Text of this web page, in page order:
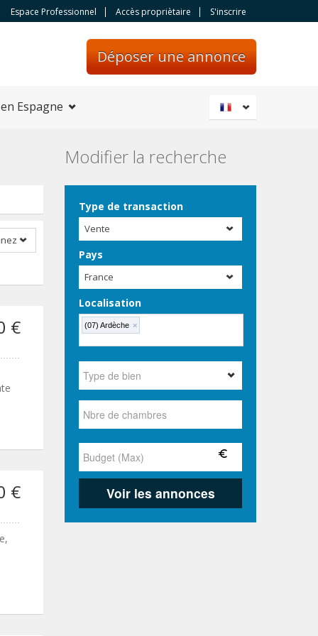
Espace Professionnel Accès propriètaire S'inscrire
Déposer une annonce
Espagne
€
€
Modifier la recherche
Type de transaction
Vente
Pays
France
Localisation
(07) Ardèche ×